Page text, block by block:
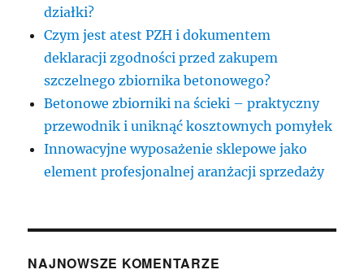
działki?
Czym jest atest PZH i dokumentem
deklaracji zgodności przed zakupem
szczelnego zbiornika betonowego?
Betonowe zbiorniki na ścieki – praktyczny
przewodnik i uniknąć kosztownych pomyłek
Innowacyjne wyposażenie sklepowe jako
element profesjonalnej aranżacji sprzedaży
NAJNOWSZE KOMENTARZE